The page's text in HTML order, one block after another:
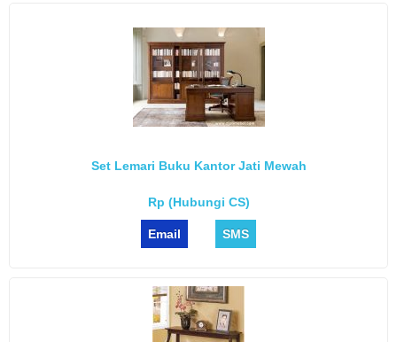
Set Lemari Buku Kantor Jati Mewah
Rp (Hubungi CS)
Email SMS